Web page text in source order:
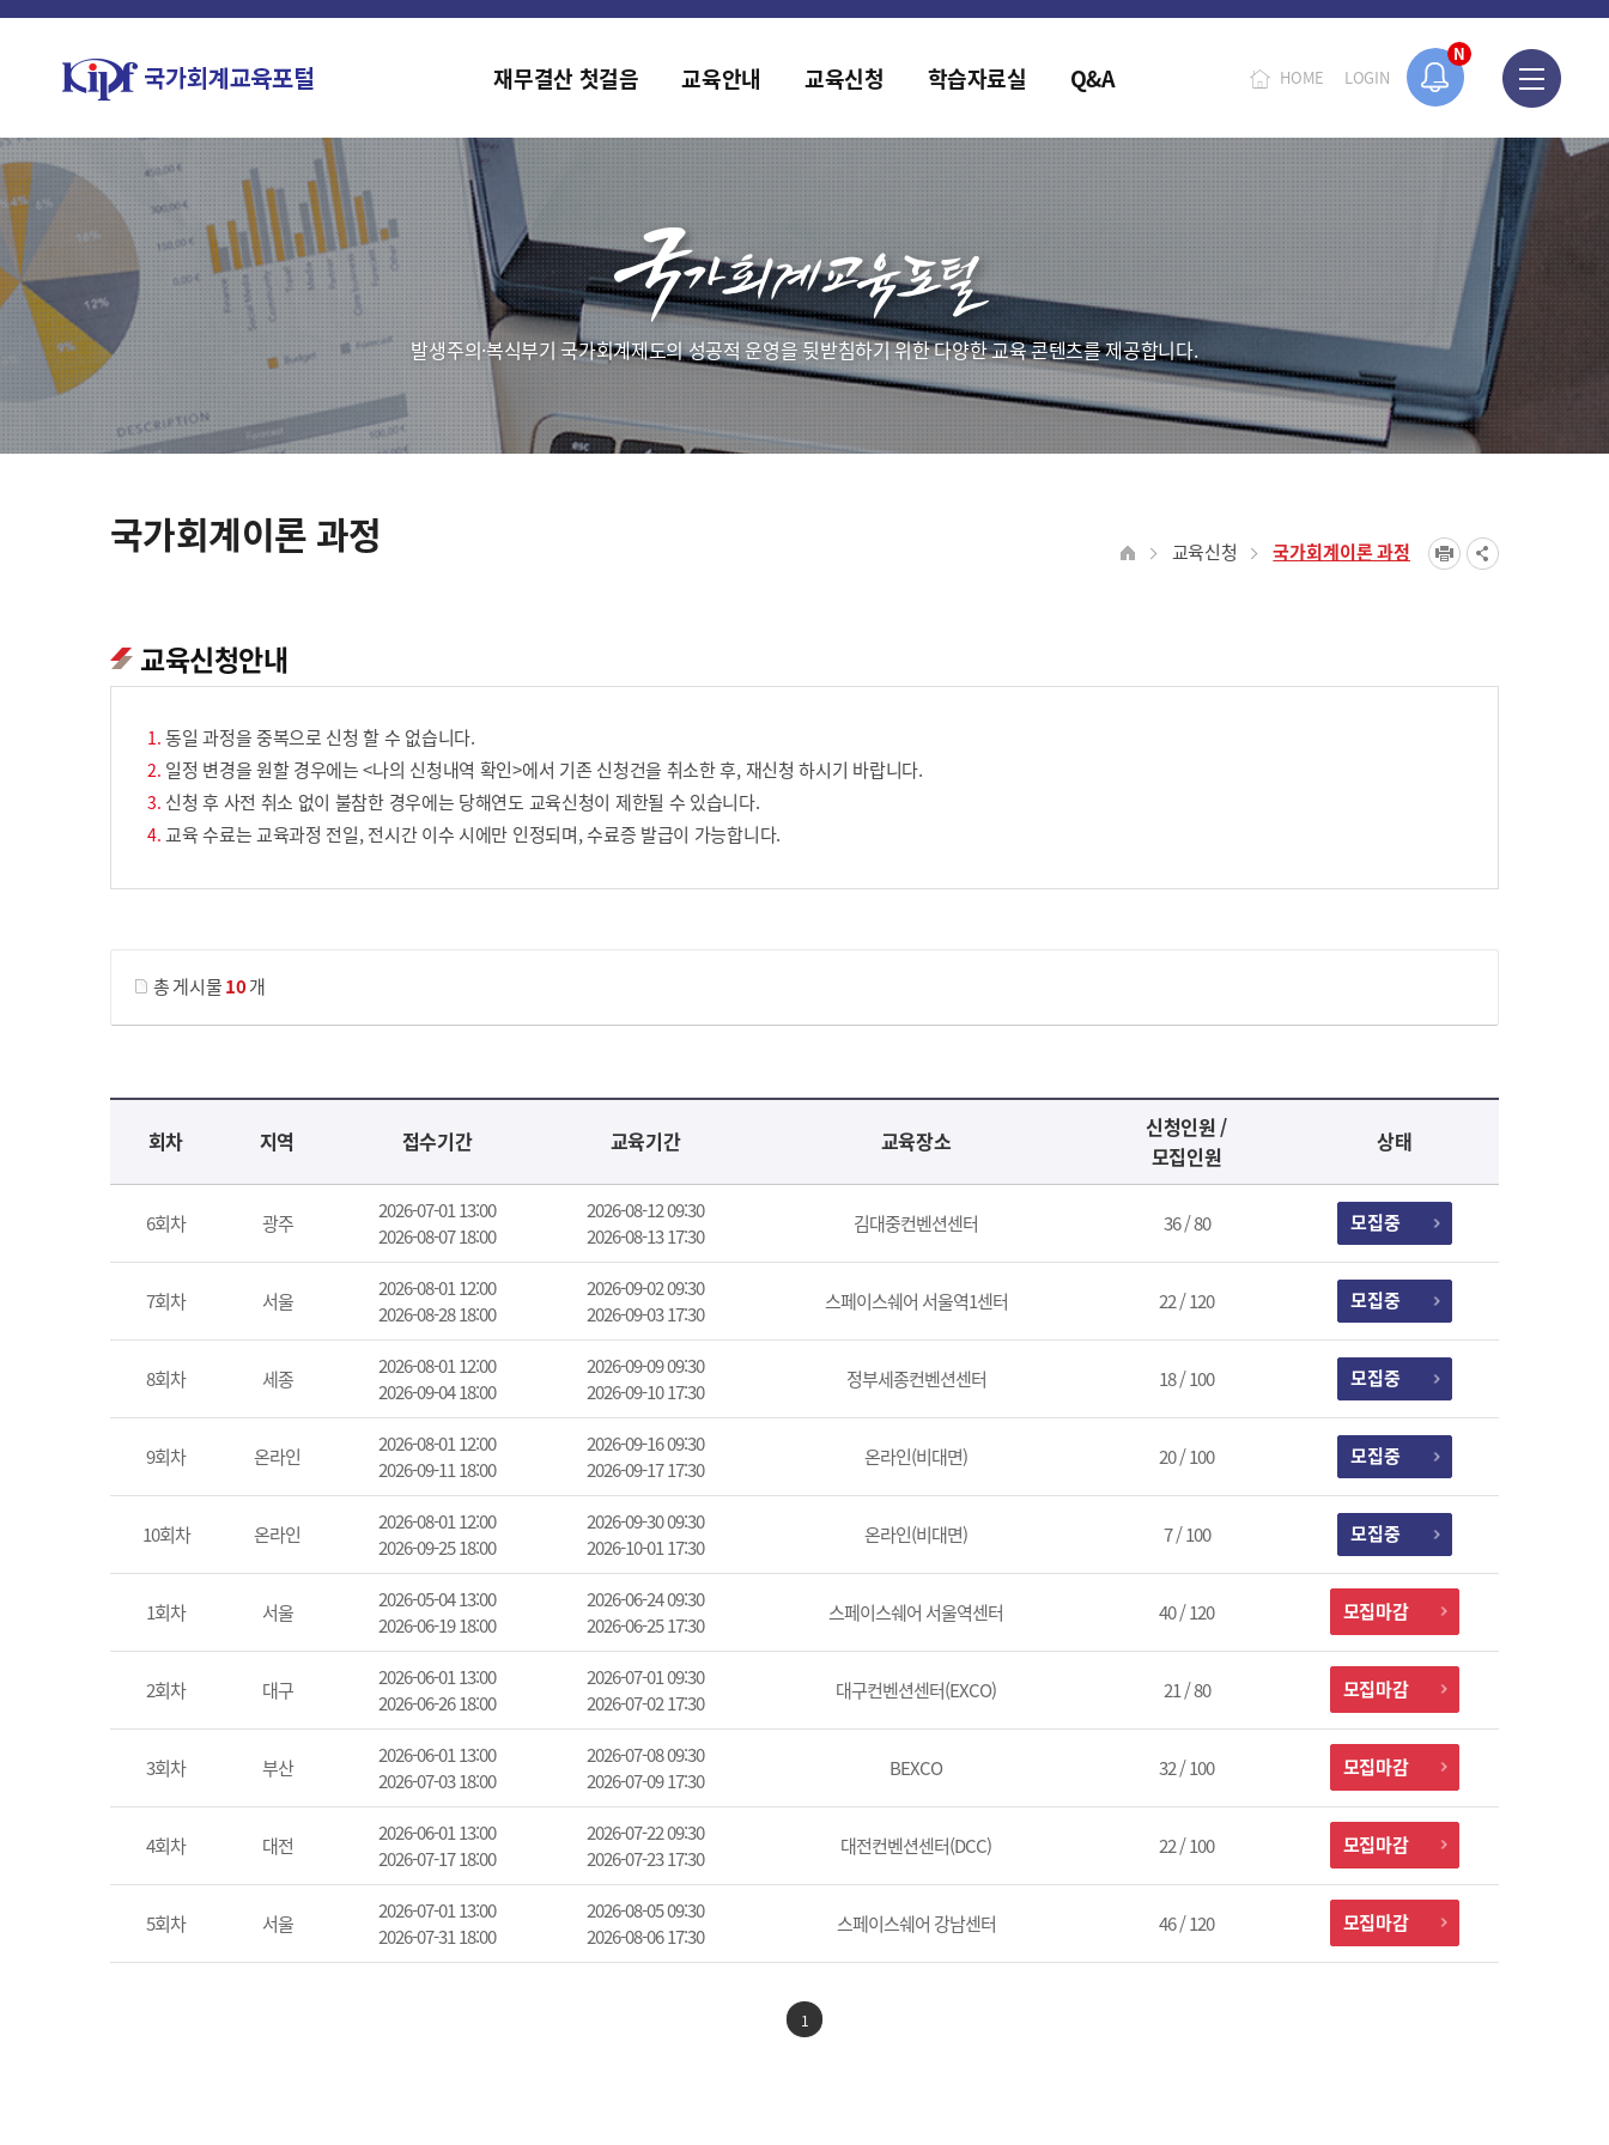
N
홈페이지가 새롭게 개편되었습니다.
HOME LOGIN
재무결산 첫걸음 교육안내 교육신청 학습자료실 Q&A
발생주의·복식부기 국가회계제도의 성공적 운영을 뒷받침하기 위한 다양한 교육 콘텐츠를 제공합니다.
국가회계이론 과정 교육신청 국가회계이론 과정
교육신청안내
동일 과정을 중복으로 신청 할 수 없습니다.
일정 변경을 원할 경우에는 <나의 신청내역 확인>에서 기존 신청건을 취소한 후, 재신청 하시기 바랍니다.
신청 후 사전 취소 없이 불참한 경우에는 당해연도 교육신청이 제한될 수 있습니다.
교육 수료는 교육과정 전일, 전시간 이수 시에만 인정되며, 수료증 발급이 가능합니다.
총 게시물10개
교육신청 목록을 나타낸 표로 회차, 지역, 접수기간, 교육기간, 교육장소, 신청인원/모집인원, 상태로 나뉘어 설명합니다.
회차 지역 접수기간 교육기간 교육장소
신청인원 /
모집인원
상태
6회차 광주
2026-07-01 13:00
2026-08-07 18:00
2026-08-12 09:30
2026-08-13 17:30
김대중컨벤션센터 36 / 80 모집중
7회차 서울
2026-08-01 12:00
2026-08-28 18:00
2026-09-02 09:30
2026-09-03 17:30
스페이스쉐어 서울역1센터 22 / 120 모집중
8회차 세종
2026-08-01 12:00
2026-09-04 18:00
2026-09-09 09:30
2026-09-10 17:30
정부세종컨벤션센터 18 / 100 모집중
9회차 온라인
2026-08-01 12:00
2026-09-11 18:00
2026-09-16 09:30
2026-09-17 17:30
온라인(비대면) 20 / 100 모집중
10회차 온라인
2026-08-01 12:00
2026-09-25 18:00
2026-09-30 09:30
2026-10-01 17:30
온라인(비대면) 7 / 100 모집중
1회차 서울
2026-05-04 13:00
2026-06-19 18:00
2026-06-24 09:30
2026-06-25 17:30
스페이스쉐어 서울역센터 40 / 120 모집마감
2회차 대구
2026-06-01 13:00
2026-06-26 18:00
2026-07-01 09:30
2026-07-02 17:30
대구컨벤션센터(EXCO) 21 / 80 모집마감
3회차 부산
2026-06-01 13:00
2026-07-03 18:00
2026-07-08 09:30
2026-07-09 17:30
BEXCO 32 / 100 모집마감
4회차 대전
2026-06-01 13:00
2026-07-17 18:00
2026-07-22 09:30
2026-07-23 17:30
대전컨벤션센터(DCC) 22 / 100 모집마감
5회차 서울
2026-07-01 13:00
2026-07-31 18:00
2026-08-05 09:30
2026-08-06 17:30
스페이스쉐어 강남센터 46 / 120 모집마감
1